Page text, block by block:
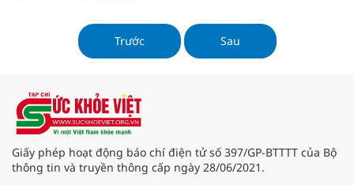
6, Tp Vũng Tàu) đã tổ chức ngày Tết
cổ truyền Chôl Chnăm Thmây cho
đồng bào dân tộc Khmer trên địa
Trước Sau
Giấy phép hoạt động báo chí điện tử số 397/GP-BTTTT của Bộ
thông tin và truyền thông cấp ngày 28/06/2021.